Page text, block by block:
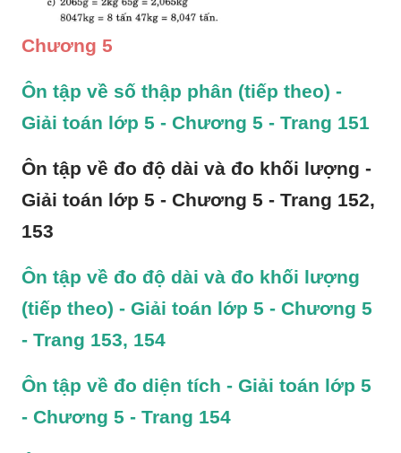
Chương 5
Ôn tập về số thập phân (tiếp theo) -
Giải toán lớp 5 - Chương 5 - Trang 151
Ôn tập về đo độ dài và đo khối lượng -
Giải toán lớp 5 - Chương 5 - Trang 152,
153
Ôn tập về đo độ dài và đo khối lượng
(tiếp theo) - Giải toán lớp 5 - Chương 5
- Trang 153, 154
Ôn tập về đo diện tích - Giải toán lớp 5
- Chương 5 - Trang 154